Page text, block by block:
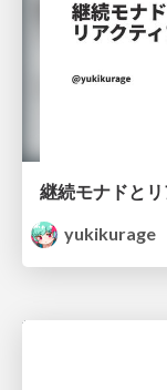
継続モナドと
yukikurage